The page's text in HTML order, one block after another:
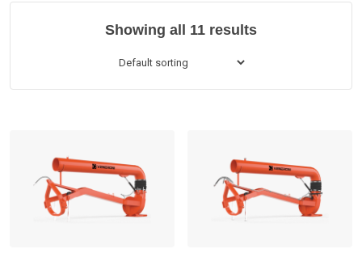
Showing all 11 results